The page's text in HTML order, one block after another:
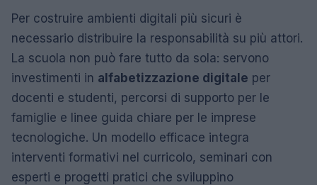
Per costruire ambienti digitali più sicuri è
necessario distribuire la responsabilità su più attori.
La scuola non può fare tutto da sola: servono
investimenti in alfabetizzazione digitale per
docenti e studenti, percorsi di supporto per le
famiglie e linee guida chiare per le imprese
tecnologiche. Un modello efficace integra
interventi formativi nel curricolo, seminari con
esperti e progetti pratici che sviluppino